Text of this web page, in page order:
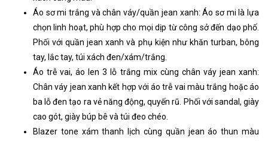
Áo sơ mi trắng và chân váy/quần jean xanh: Áo sơ mi là lựa
chọn linh hoạt, phù hợp cho mọi dịp từ công sở đến dạo phố.
Phối với quần jean xanh và phụ kiện như khăn turban, bông
tay, lắc tay, túi xách đen/xám/trắng.
Áo trễ vai, áo len 3 lỗ trắng mix cùng chân váy jean xanh:
Chân váy jean xanh kết hợp với áo trễ vai màu trắng hoặc áo
ba lỗ đen tạo ra vẻ năng động, quyến rũ. Phối với sandal, giày
cao gót, giày búp bê và túi đeo chéo.
Blazer tone xám thanh lịch cùng quần jean áo thun màu